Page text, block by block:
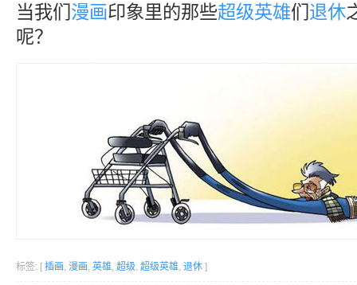
当我们漫画印象里的那些超级英雄们退休
呢？
标签: [ 插画, 漫画, 英雄, 超级, 超级英雄, 退休 ]